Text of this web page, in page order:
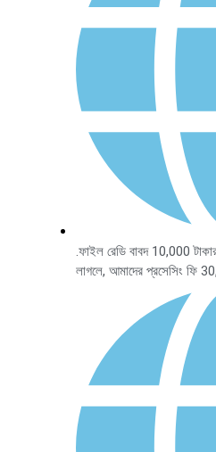
.ফাইল রেডি বাবদ 10,000
লাগলে, আমাদের প্রসেসিং ফি